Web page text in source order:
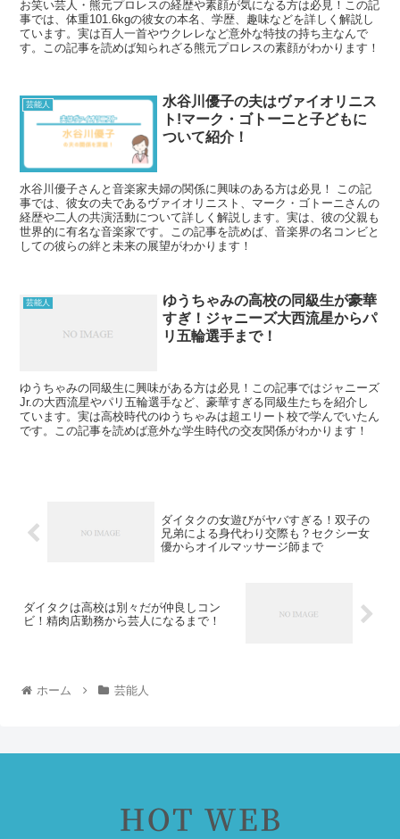
お笑い芸人・熊元プロレスの経歴や素顔が気になる方は必見！この記
事では、体重101.6kgの彼女の本名、学歴、趣味などを詳しく解説し
ています。実は百人一首やウクレレなど意外な特技の持ち主なんで
す。この記事を読めば知られざる熊元プロレスの素顔がわかります！
芸能人
水谷川優子の夫はヴァイオリニス
ト!マーク・ゴトーニと子どもに
ついて紹介！
水谷川優子さんと音楽家夫婦の関係に興味のある方は必見！ この記
事では、彼女の夫であるヴァイオリニスト、マーク・ゴトーニさんの
経歴や二人の共演活動について詳しく解説します。実は、彼の父親も
世界的に有名な音楽家です。この記事を読めば、音楽界の名コンビと
しての彼らの絆と未来の展望がわかります！
芸能人
ゆうちゃみの高校の同級生が豪華
すぎ！ジャニーズ大西流星からパ
リ五輪選手まで！
ゆうちゃみの同級生に興味がある方は必見！この記事ではジャニーズ
Jr.の大西流星やパリ五輪選手など、豪華すぎる同級生たちを紹介し
ています。実は高校時代のゆうちゃみは超エリート校で学んでいたん
です。この記事を読めば意外な学生時代の交友関係がわかります！
ダイタクの女遊びがヤバすぎる！双子の
兄弟による身代わり交際も？セクシー女
優からオイルマッサージ師まで
ダイタクは高校は別々だが仲良しコン
ビ！精肉店勤務から芸人になるまで！
ホーム 芸能人